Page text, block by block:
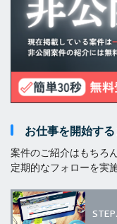
お仕事を開始す
案件のご紹介はもちろ
定期的なフォローを実